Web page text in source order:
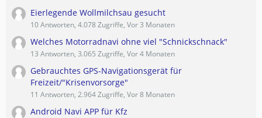
Eierlegende Wollmilchsau gesucht
10 Antworten, 4.078 Zugriffe, Vor 3 Monaten
Welches Motorradnavi ohne viel "Schnickschnack"
13 Antworten, 3.065 Zugriffe, Vor 4 Monaten
Gebrauchtes GPS-Navigationsgerät für
Freizeit/"Krisenvorsorge"
11 Antworten, 2.964 Zugriffe, Vor 8 Monaten
Android Navi APP für Kfz